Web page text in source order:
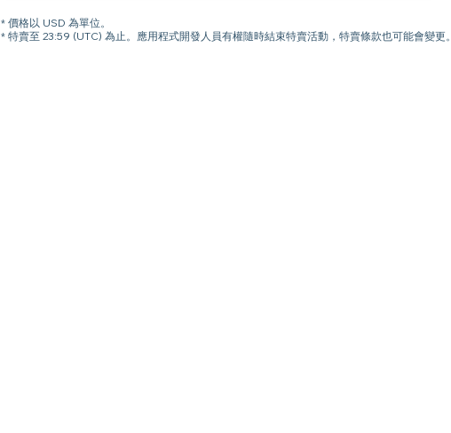
* 價格以 USD 為單位。
* 特賣至 23:59 (UTC) 為止。應用程式開發人員有權隨時結束特賣活動，特賣條款也可能會變更。